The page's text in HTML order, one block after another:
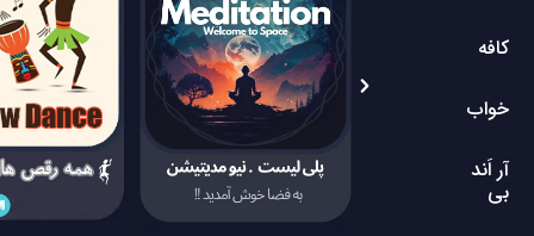
کافه
خواب
آر اَند
بی